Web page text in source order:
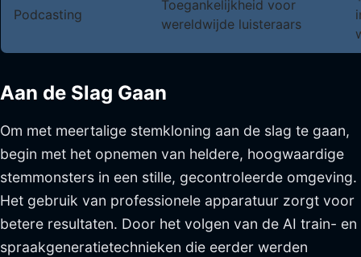
Podcasting
Toegankelijkheid voor
wereldwijde luisteraars
Aan de Slag Gaan
Om met meertalige stemkloning aan de slag te gaan,
begin met het opnemen van heldere, hoogwaardige
stemmonsters in een stille, gecontroleerde omgeving.
Het gebruik van professionele apparatuur zorgt voor
betere resultaten. Door het volgen van de AI train- en
spraakgeneratietechnieken die eerder werden